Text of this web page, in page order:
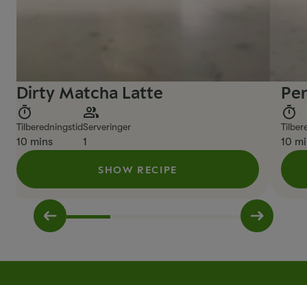
Dirty Matcha Latte
Tilberedningstid
10 mins
Serveringer
1
SHOW RECIPE
10